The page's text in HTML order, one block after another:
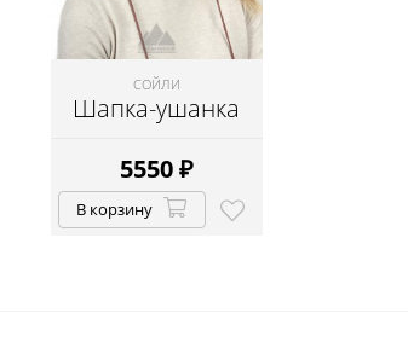
СОЙЛИ
Шапка-ушанка
5550₽
В корзину